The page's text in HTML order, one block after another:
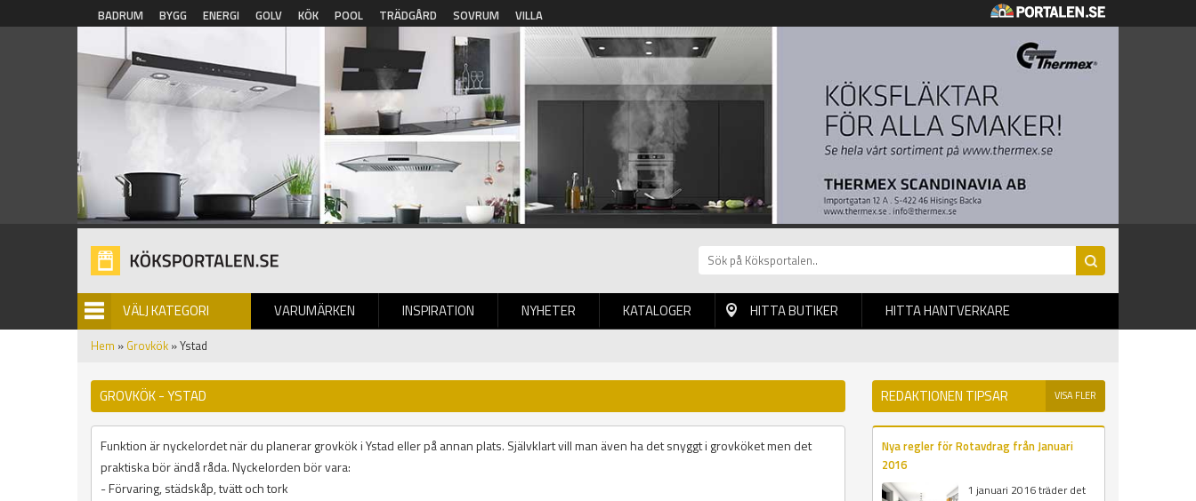
Hoppa till huvudinnehåll
BADRUM BYGG ENERGI GOLV KÖK POOL TRÄDGÅRD SOVRUM VILLA
VÄLJ KATEGORI VARUMÄRKEN INSPIRATION NYHETER
BILDGALLERI KATALOGER HITTA BUTIKER HITTA HANTVERKARE
Hem » Grovkök » Ystad
GROVKÖK - YSTAD
Funktion är nyckelordet när du planerar grovkök i Ystad eller på annan plats. Självklart vill man även ha det snyggt i grovköket men det
praktiska bör ändå råda. Nyckelorden bör vara:
- Förvaring, städskåp, tvätt och tork
REDAKTIONEN TIPSAR VISA FLER
Nya regler för Rotavdrag från Januari
2016
1 januari 2016 träder det